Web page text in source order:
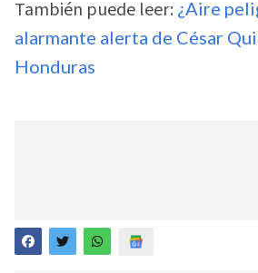
También puede leer: ¿Aire
alarmante alerta de César
Honduras